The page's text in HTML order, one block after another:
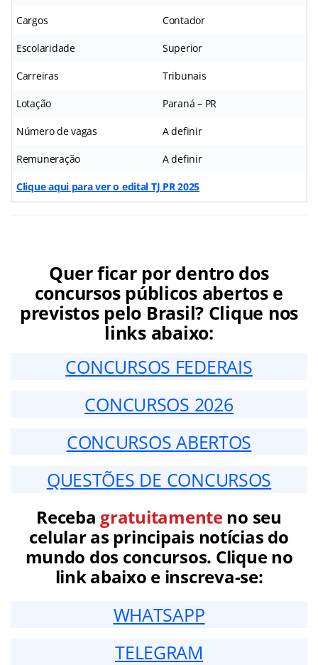
Cargos Contador
Escolaridade Superior
Carreiras Tribunais
Lotação Paraná – PR
Número de vagas A definir
Remuneração A definir
Clique aqui para ver o edital TJ PR 2025
Quer ficar por dentro dos
concursos públicos abertos e
previstos pelo Brasil? Clique nos
links abaixo:
CONCURSOS FEDERAIS
CONCURSOS 2026
CONCURSOS ABERTOS
QUESTÕES DE CONCURSOS
Receba gratuitamenteno seu
celular as principais notícias do
mundo dos concursos. Clique no
link abaixo e inscreva-se:
WHATSAPP
TELEGRAM